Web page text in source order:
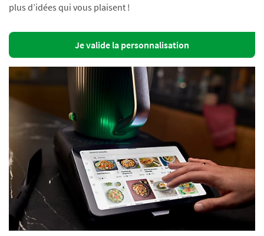
plus d’idées qui vous plaisent !
Je valide la personnalisation